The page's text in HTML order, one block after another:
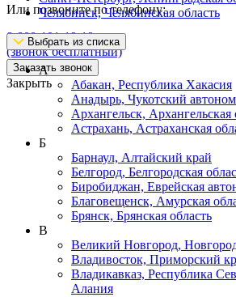
Или позвоните по телефону:
8-800-101-19-19
(звонок бесплатный)
Заказать звонок
Закрыть
Челябинск, Челябинская область
Выбрать из списка
А
Абакан, Республика Хакасия
Анадырь, Чукотский
Архангельск, Архангельская
Астрахань, Астраханская
Б
Барнаул, Алтайский край
Белгород, Белгородская
Биробиджан, Еврейская
Благовещенск, Амурская
Брянск, Брянская область
В
Великий Новгород,
Владивосток, Приморский
Владикавказ, Республика
Алания